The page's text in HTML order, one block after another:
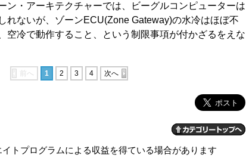
・アーキテクチャーでは、ビーグルコンピューターは
れないが、ゾーンECU(Zone Gateway)の水冷はほぼ不
空冷で動作すること、という制限事項が付かざるをえな
前へ 1 2 3 4 次へ
トプログラムによる収益を得ている場合があります